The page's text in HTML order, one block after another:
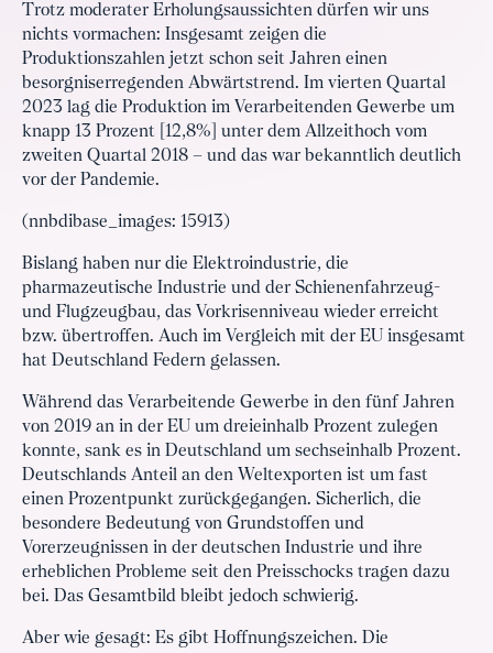
Trotz moderater Erholungsaussichten dürfen wir uns
nichts vormachen: Insgesamt zeigen die
Produktionszahlen jetzt schon seit Jahren einen
besorgniserregenden Abwärtstrend. Im vierten Quartal
2023 lag die Produktion im Verarbeitenden Gewerbe um
knapp 13 Prozent [12,8%] unter dem Allzeithoch vom
zweiten Quartal 2018 – und das war bekanntlich deutlich
vor der Pandemie.
(nnbdibase_images: 15913)
Bislang haben nur die Elektroindustrie, die
pharmazeutische Industrie und der Schienenfahrzeug-
und Flugzeugbau, das Vorkrisenniveau wieder erreicht
bzw. übertroffen. Auch im Vergleich mit der EU insgesamt
hat Deutsch­land Federn gelassen.
Während das Verarbeitende Gewerbe in den fünf Jahren
von 2019 an in der EU um dreieinhalb Prozent zulegen
konnte, sank es in Deutschland um sechseinhalb Prozent.
Deutschlands Anteil an den Weltexporten ist um fast
einen Prozentpunkt zurückgegangen. Sicherlich, die
besondere Bedeutung von Grundstoffen und
Vorerzeugnissen in der deutschen Industrie und ihre
erheblichen Probleme seit den Preisschocks tragen dazu
bei. Das Gesamtbild bleibt jedoch schwierig.
Aber wie gesagt: Es gibt Hoffnungszeichen. Die